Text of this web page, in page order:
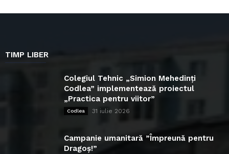
TIMP LIBER
Colegiul Tehnic „Simion Mehedinți
Codlea” implementează proiectul
„Practica pentru viitor”
Codlea 31 iulie 2026
Campanie umanitară ”Împreună pentru
Dragoș!”